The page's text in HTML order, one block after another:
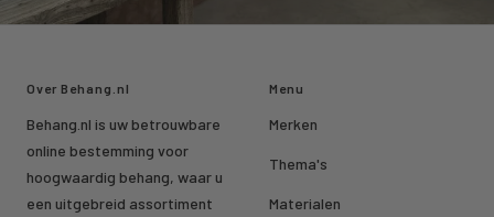
Over Behang.nl
Behang.nl is uw betrouwbare
online bestemming voor
hoogwaardig behang, waar u
een uitgebreid assortiment
Menu
Merken
Thema's
Materialen